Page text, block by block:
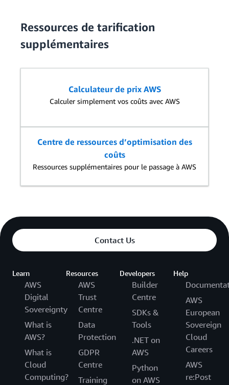
Frais mensuels totaux de
transfert de données entre
régions (dans le compte
Total des frais de stockage
Frais totaux de restauration
mensuelle = 10 Go x 0,018 US
TCO mensuel total pour la
première sauvegarde
Ressources de tarification
supplémentaires
Calculateur de prix AWS
Calculer simplement vos coûts avec AWS
Centre de ressources d’optimisation des
coûts
Ressources supplémentaires pour le passage à AWS
Contact Us
Learn
AWS
Digital
Sovereignty
What is
AWS?
What is
Cloud
Computing?
Resources
AWS
Trust
Centre
Data
Protection
GDPR
Centre
Training
Developers
Builder
Centre
SDKs &
Tools
.NET on
AWS
Python
on AWS
Help
AWS
European
Sovereign
Cloud
Careers
AWS
re:Post